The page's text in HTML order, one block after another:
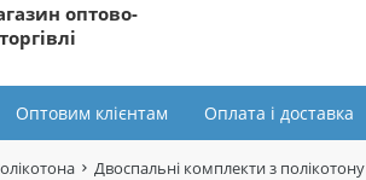
оптово-
Оптовим клієнтам Оплата і доставка
Двоспальні комплекти з полікотону